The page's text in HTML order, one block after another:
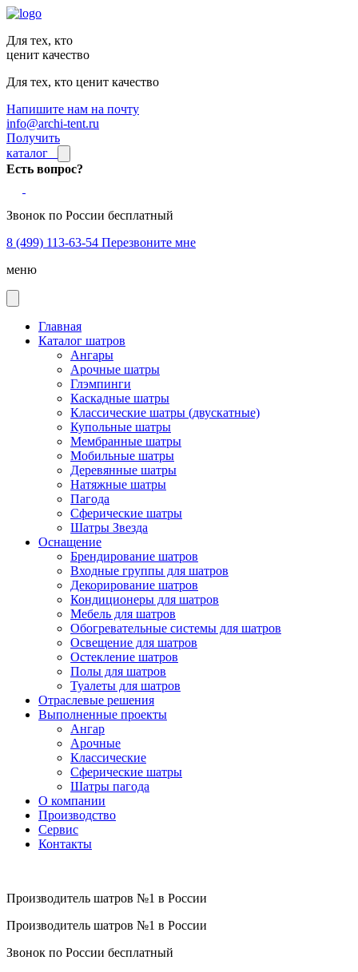
Для тех, кто
ценит качество
Для тех, кто ценит качество
Напишите нам на почту
info@archi-tent.ru
Получить
каталог
Есть вопрос?
Звонок по России бесплатный
8 (499) 113-63-54 Перезвоните мне
меню
Главная
Каталог шатров
Ангары
Арочные шатры
Глэмпинги
Каскадные шатры
Классические шатры (двускатные)
Купольные шатры
Мембранные шатры
Мобильные шатры
Деревянные шатры
Натяжные шатры
Пагода
Сферические шатры
Шатры Звезда
Оснащение
Брендирование шатров
Входные группы для шатров
Декорирование шатров
Кондиционеры для шатров
Мебель для шатров
Обогревательные системы для шатров
Освещение для шатров
Остекление шатров
Полы для шатров
Туалеты для шатров
Отраслевые решения
Выполненные проекты
Ангар
Арочные
Классические
Сферические шатры
Шатры пагода
О компании
Производство
Сервис
Контакты
Производитель шатров №1 в России
Производитель шатров №1 в России
Звонок по России бесплатный